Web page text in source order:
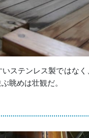
ステンレス製ではな
眺めは壮観だ。